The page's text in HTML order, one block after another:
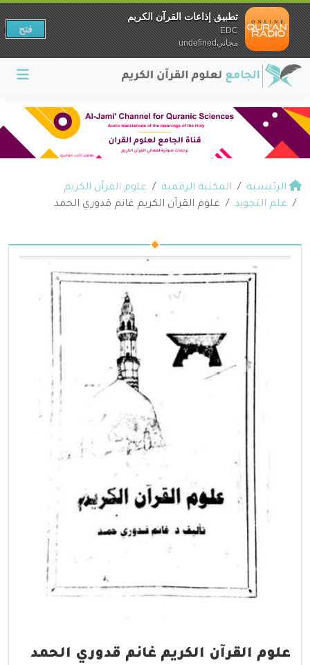
الرئيسية المكتبة الرقمية
علوم القرآن الكريم
علم التجويد
علوم القرآن الكريم غانم قدوري الحمد
علوم القرآن الكريم غانم قدوري الحمد
تطبيق إذاعات القرآن الكريم
EDC
مجانيundefined
فتح